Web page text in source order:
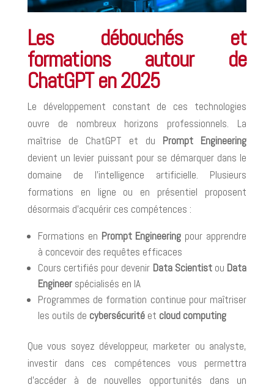
Les débouchés et
formations autour de
ChatGPT en 2025
Le développement constant de ces technologies
ouvre de nombreux horizons professionnels. La
maîtrise de ChatGPT et du Prompt Engineering
devient un levier puissant pour se démarquer dans le
domaine de l’intelligence artificielle. Plusieurs
formations en ligne ou en présentiel proposent
désormais d’acquérir ces compétences :
Formations en Prompt Engineering pour apprendre
à concevoir des requêtes efficaces
Cours certifiés pour devenir Data Scientistou Data
Engineerspécialisés en IA
Programmes de formation continue pour maîtriser
les outils de cybersécuritéet cloud computing
Que vous soyez développeur, marketer ou analyste,
investir dans ces compétences vous permettra
d’accéder à de nouvelles opportunités dans un